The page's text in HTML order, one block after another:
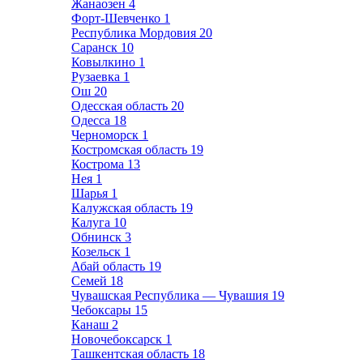
Жанаозен 4
Форт-Шевченко 1
Республика Мордовия 20
Саранск 10
Ковылкино 1
Рузаевка 1
Ош 20
Одесская область 20
Одесса 18
Черноморск 1
Костромская область 19
Кострома 13
Нея 1
Шарья 1
Калужская область 19
Калуга 10
Обнинск 3
Козельск 1
Абай область 19
Семей 18
Чувашская Республика — Чувашия 19
Чебоксары 15
Канаш 2
Новочебоксарск 1
Ташкентская область 18